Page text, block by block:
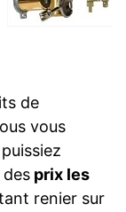
de
vous
prix les
renier sur